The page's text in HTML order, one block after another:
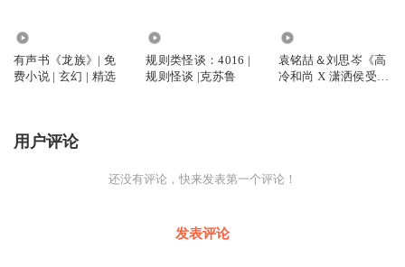
有声书《龙族》| 免
费小说 | 玄幻 | 精选
规则类怪谈：4016 |
规则怪谈 |克苏鲁
袁铭喆＆刘思岑《高
冷和尚 X 潇洒侯受》
用户评论
还没有评论，快来发表第一个评论！
发表评论